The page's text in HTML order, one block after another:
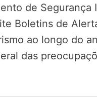
de Segurança
Boletins de
ao longo do
das